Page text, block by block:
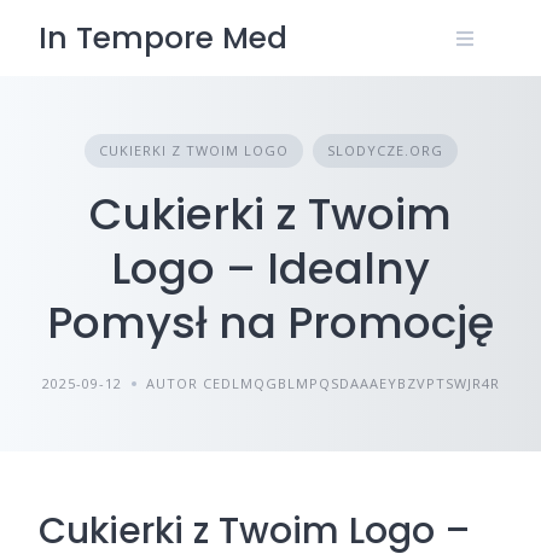
In Tempore Med
CUKIERKI Z TWOIM LOGO SLODYCZE.ORG
Cukierki z Twoim
Logo – Idealny
Pomysł na Promocję
2025-09-12 AUTOR CEDLMQGBLMPQSDAAAEYBZVPTSWJR4R
Cukierki z Twoim Logo –